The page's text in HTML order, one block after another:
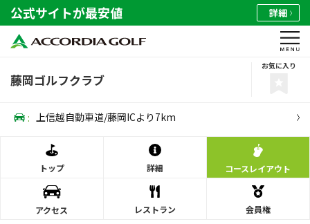
公式サイトが最安値 詳細
藤岡ゴルフクラブ
お気に入り
: 上信越自動車道/藤岡ICより7km
トップ 詳細 コースレイアウト
アクセス レストラン 会員権